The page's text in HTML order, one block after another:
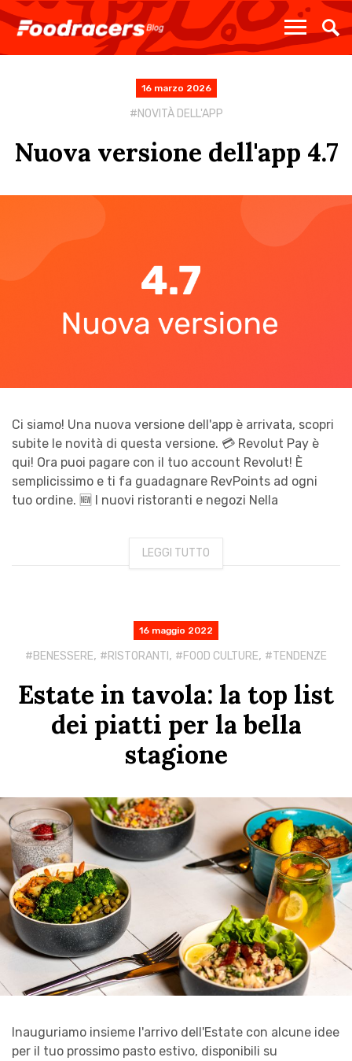
16 marzo 2026
NOVITÀ DELL'APP
Nuova versione dell'app 4.7
Ci siamo! Una nuova versione dell'app è arrivata, scopri
subite le novità di questa versione. 💳 Revolut Pay è
qui! Ora puoi pagare con il tuo account Revolut! È
semplicissimo e ti fa guadagnare RevPoints ad ogni
tuo ordine. 🆕 I nuovi ristoranti e negozi Nella
LEGGI TUTTO
16 maggio 2022
BENESSERE, RISTORANTI , FOOD CULTURE, TENDENZE
Estate in tavola: la top list
dei piatti per la bella
stagione
Inauguriamo insieme l'arrivo dell'Estate con alcune idee
per il tuo prossimo pasto estivo, disponibili su